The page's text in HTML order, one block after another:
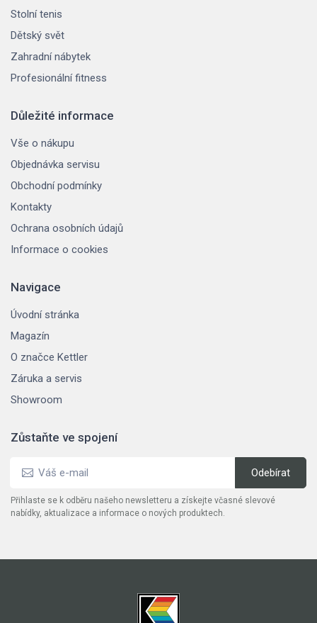
Stolní tenis
Dětský svět
Zahradní nábytek
Profesionální fitness
Důležité informace
Vše o nákupu
Objednávka servisu
Obchodní podmínky
Kontakty
Ochrana osobních údajů
Informace o cookies
Navigace
Úvodní stránka
Magazín
O značce Kettler
Záruka a servis
Showroom
Zůstaňte ve spojení
Přihlaste se k odběru našeho newsletteru a získejte včasné slevové
nabídky, aktualizace a informace o nových produktech.